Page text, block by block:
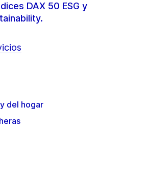
DAX 50 ESG y
del hogar